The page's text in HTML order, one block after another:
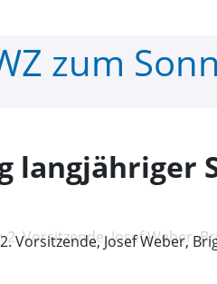
langjähriger
Vorsitzende, Josef Weber,